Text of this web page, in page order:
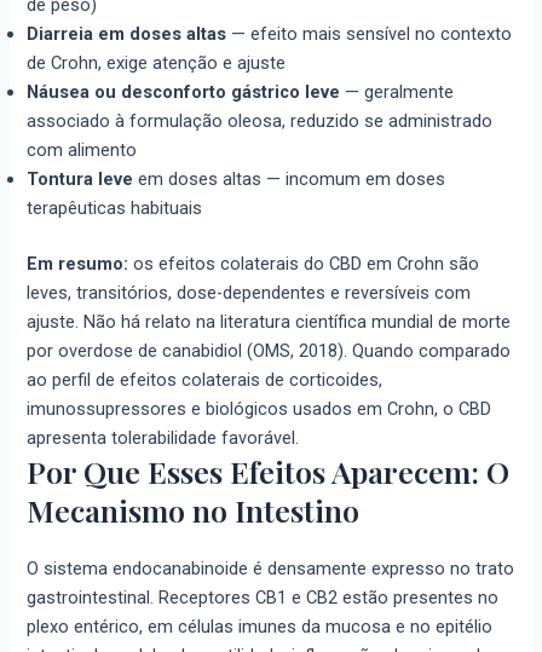
de peso)
Diarreia em doses altas — efeito mais sensível no contexto
de Crohn, exige atenção e ajuste
Náusea ou desconforto gástrico leve — geralmente
associado à formulação oleosa, reduzido se administrado
com alimento
Tontura leve em doses altas — incomum em doses
terapêuticas habituais
Em resumo: os efeitos colaterais do CBD em Crohn são
leves, transitórios, dose-dependentes e reversíveis com
ajuste. Não há relato na literatura científica mundial de morte
por overdose de canabidiol (OMS, 2018). Quando comparado
ao perfil de efeitos colaterais de corticoides,
imunossupressores e biológicos usados em Crohn, o CBD
apresenta tolerabilidade favorável.
Por Que Esses Efeitos Aparecem: O
Mecanismo no Intestino
O sistema endocanabinoide é densamente expresso no trato
gastrointestinal. Receptores CB1 e CB2 estão presentes no
plexo entérico, em células imunes da mucosa e no epitélio